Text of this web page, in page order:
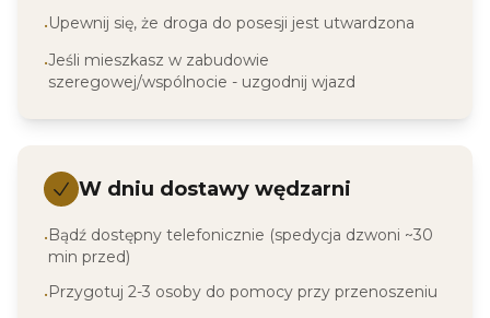
•Upewnij się, że droga do posesji jest utwardzona
•Jeśli mieszkasz w zabudowie
szeregowej/wspólnocie - uzgodnij wjazd
W dniu dostawy wędzarni
•Bądź dostępny telefonicznie (spedycja dzwoni ~30
min przed)
•Przygotuj 2-3 osoby do pomocy przy przenoszeniu